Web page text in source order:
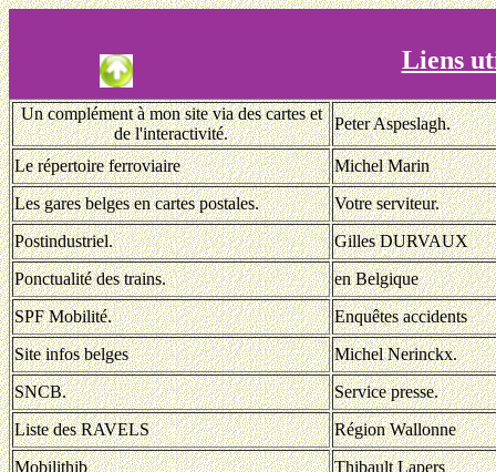
Liens
Un complément à mon site via des cartes et
de l'interactivité.
Peter Aspeslagh.
Le répertoire ferroviaire
Michel Marin
Les gares belges en cartes postales.
Votre serviteur.
Postindustriel.
Gilles DURVAUX
Ponctualité des trains.
en Belgique
SPF Mobilité.
Enquêtes accidents
Site infos belges
Michel Nerinckx.
SNCB.
Service presse.
Liste des RAVELS
Région Wallonne
Mobilithib
Thibault Lapers